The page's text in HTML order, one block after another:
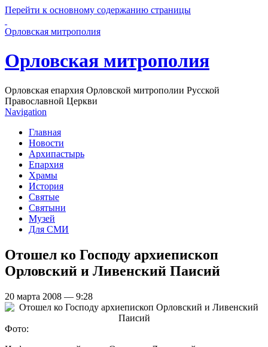
Перейти к основному содержанию страницы
Орловская митрополия
Орловская митрополия
Орловская епархия Орловской митрополии Русской
Православной Церкви
Navigation
Главная
Новости
Архипастырь
Епархия
Храмы
История
Святые
Святыни
Музей
Для СМИ
Отошел ко Господу архиепископ
Орловский и Ливенский Паисий
20 марта 2008 — 9:28
Фото: